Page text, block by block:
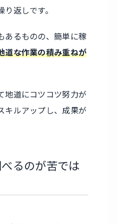
返しです。
あるものの、簡単に稼
道な作業の積み重ねが
地道にコツコツ努力が
キルアップし、成果が
るのが苦では